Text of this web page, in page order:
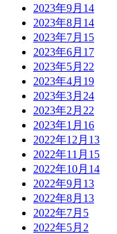
2023年9月 14
2023年8月 14
2023年7月 15
2023年6月 17
2023年5月 22
2023年4月 19
2023年3月 24
2023年2月 22
2023年1月 16
2022年12月 13
2022年11月 15
2022年10月 14
2022年9月 13
2022年8月 13
2022年7月 5
2022年5月 2